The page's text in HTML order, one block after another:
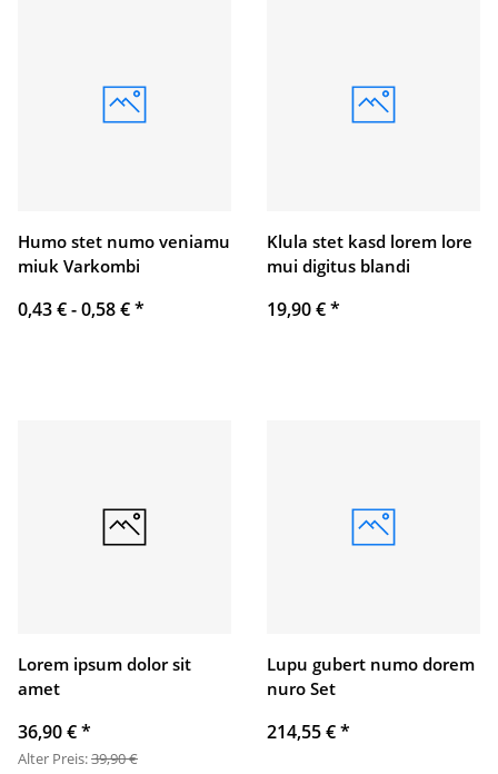
Humo stet numo veniamu
miuk Varkombi
0,43 € -0,58 €*
Klula stet kasd lorem lore
mui digitus blandi
19,90 €*
Lorem ipsum dolor sit
amet
36,90 €*
Alter Preis:39,90 €
Lupu gubert numo dorem
nuro Set
214,55 €*